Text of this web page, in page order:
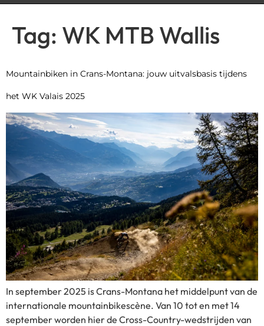
Tag: WK MTB Wallis
Mountainbiken in Crans-Montana: jouw uitvalsbasis tijdens
het WK Valais 2025
In september 2025 is Crans-Montana het middelpunt van de
internationale mountainbikescène. Van 10 tot en met 14
september worden hier de Cross-Country-wedstrijden van